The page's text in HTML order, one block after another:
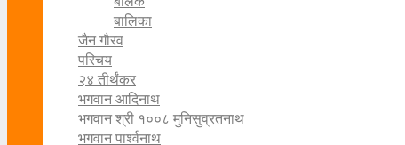
बालिका
जैन गौरव
परिचय
२४ तीर्थंकर
भगवान आदिनाथ
भगवान श्री १००८ मुनिसुव्रतनाथ
भगवान पार्श्वनाथ